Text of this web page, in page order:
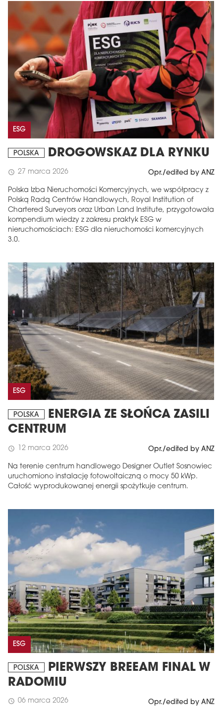
ESG
POLSKA DROGOWSKAZ DLA RYNKU
schedule 27 marca 2026 Opr./edited by ANZ
Polska Izba Nieruchomości Komercyjnych, we współpracy z
Polską Radą Centrów Handlowych, Royal Institution of
Chartered Surveyors oraz Urban Land Institute, przygotowała
kompendium wiedzy z zakresu praktyk ESG w
nieruchomościach: ESG dla nieruchomości komercyjnych
3.0.
ESG
POLSKA
ENERGIA ZE SŁOŃCA ZASILI
CENTRUM
schedule 12 marca 2026 Opr./edited by ANZ
Na terenie centrum handlowego Designer Outlet Sosnowiec
uruchomiono instalację fotowoltaiczną o mocy 50 kWp.
Całość wyprodukowanej energii spożytkuje centrum.
ESG
POLSKA
PIERWSZY BREEAM FINAL W
RADOMIU
schedule 06 marca 2026 Opr./edited by ANZ